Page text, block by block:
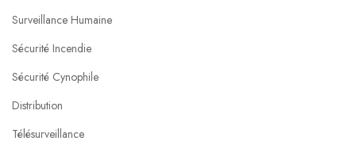
Surveillance Humaine
Sécurité Incendie
Sécurité Cynophile
Distribution
Télésurveillance